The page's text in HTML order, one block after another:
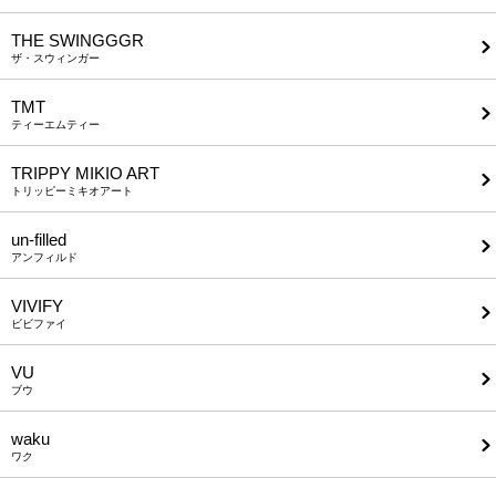
THE SWINGGGR
ザ・スウィンガー
TMT
ティーエムティー
TRIPPY MIKIO ART
トリッピーミキオアート
un-filled
アンフィルド
VIVIFY
ビビファイ
VU
ブウ
waku
ワク